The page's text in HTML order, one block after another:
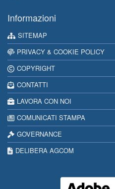
Informazioni
SITEMAP
PRIVACY & COOKIE POLICY
COPYRIGHT
CONTATTI
LAVORA CON NOI
COMUNICATI STAMPA
GOVERNANCE
DELIBERA AGCOM